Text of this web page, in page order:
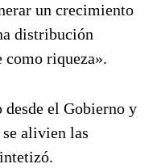
un crecimiento
distribución
como riqueza».
desde el Gobierno y
se alivien las